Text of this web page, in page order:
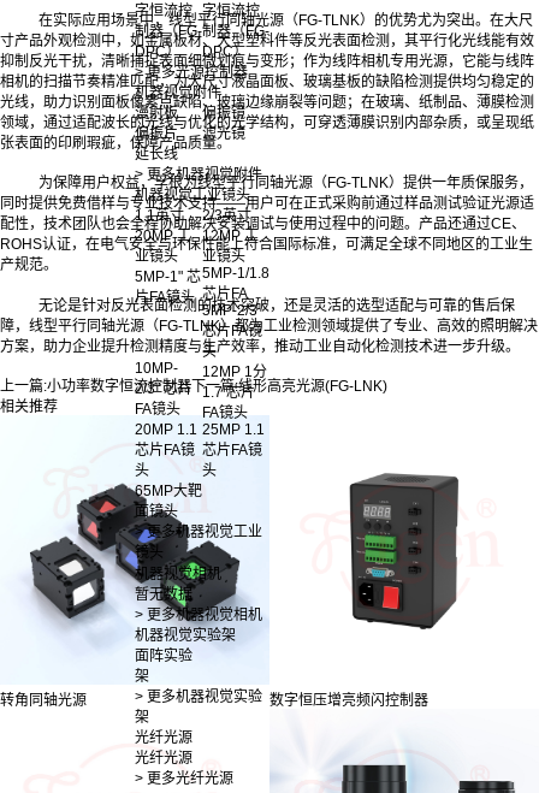
字恒流控
制器（FG-
DPC）
字恒流控
制器（FG-
DPC）
> 更多光源控制器
机器视觉附件
漫射板
偏振镜
偏振片
滤光镜
延长线
> 更多机器视觉附件
机器视觉工业镜头
1.1英寸
20MP 工
业镜头
2/3英寸
12MP 工
业镜头
5MP-1" 芯
片FA镜头
5MP-1/1.8
芯片FA
5MP-2/3
芯片FA镜
头
10MP-
2/3" 芯片
FA镜头
12MP 1分
1.7 芯片
FA镜头
20MP 1.1
芯片FA镜
头
25MP 1.1
芯片FA镜
头
65MP大靶
面镜头
> 更多机器视觉工业
镜头
机器视觉相机
暂无数据
> 更多机器视觉相机
机器视觉实验架
面阵实验
架
> 更多机器视觉实验
架
光纤光源
光纤光源
> 更多光纤光源
在实际应用场景中，线型平行同轴光源（FG-TLNK）的优势尤为突出。在大尺
寸产品外观检测中，如金属板材、大型塑料件等反光表面检测，其平行化光线能有效
抑制反光干扰，清晰捕捉表面细微划痕与变形；作为线阵相机专用光源，它能与线阵
相机的扫描节奏精准匹配，为大尺寸液晶面板、玻璃基板的缺陷检测提供均匀稳定的
光线，助力识别面板像素点缺陷、玻璃边缘崩裂等问题；在玻璃、纸制品、薄膜检测
领域，通过适配波长的光线与优化的光学结构，可穿透薄膜识别内部杂质，或呈现纸
张表面的印刷瑕疵，保障产品质量。
为保障用户权益，孚根为线型平行同轴光源（FG-TLNK）提供一年质保服务，
同时提供免费借样与专业技术支持——用户可在正式采购前通过样品测试验证光源适
配性，技术团队也会全程协助解决安装调试与使用过程中的问题。产品还通过CE、
ROHS认证，在电气安全与环保性能上符合国际标准，可满足全球不同地区的工业生
产规范。
无论是针对反光表面检测的技术突破，还是灵活的选型适配与可靠的售后保
障，线型平行同轴光源（FG-TLNK）都为工业检测领域提供了专业、高效的照明解决
方案，助力企业提升检测精度与生产效率，推动工业自动化检测技术进一步升级。‍
上一篇:小功率数字恒流控制器 下一篇:线形高亮光源(FG-LNK)
相关推荐
转角同轴光源 数字恒压增亮频闪控制器